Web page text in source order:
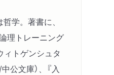
学。著書に、
論理トレーニング
ィトゲンシュタ
公文庫）、『入